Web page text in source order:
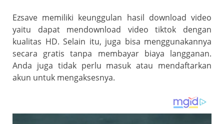
Ezsave memiliki keunggulan hasil download video
yaitu dapat mendownload video tiktok dengan
kualitas HD. Selain itu, juga bisa menggunakannya
secara gratis tanpa membayar biaya langganan.
Anda juga tidak perlu masuk atau mendaftarkan
akun untuk mengaksesnya.